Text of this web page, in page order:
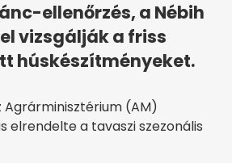
ellenőrzés, a Nébih
vizsgálják a friss
húskészítményeket.
Agrárminisztérium (AM)
a tavaszi szezonális